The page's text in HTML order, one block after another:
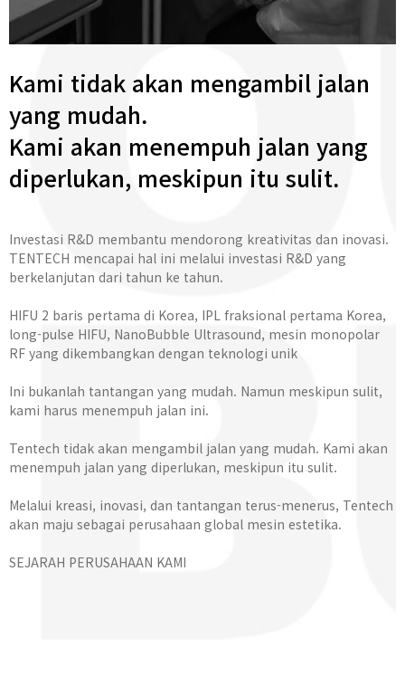
Kami tidak akan mengambil jalan
yang mudah.
Kami akan menempuh jalan yang
diperlukan, meskipun itu sulit.
Investasi R&D membantu mendorong kreativitas dan inovasi.
TENTECH mencapai hal ini melalui investasi R&D yang
berkelanjutan dari tahun ke tahun.
HIFU 2 baris pertama di Korea, IPL fraksional pertama Korea,
long-pulse HIFU, NanoBubble Ultrasound, mesin monopolar
RF yang dikembangkan dengan teknologi unik
Ini bukanlah tantangan yang mudah. Namun meskipun sulit,
kami harus menempuh jalan ini.
Tentech tidak akan mengambil jalan yang mudah. Kami akan
menempuh jalan yang diperlukan, meskipun itu sulit.
Melalui kreasi, inovasi, dan tantangan terus-menerus, Tentech
akan maju sebagai perusahaan global mesin estetika.
SEJARAH PERUSAHAAN KAMI